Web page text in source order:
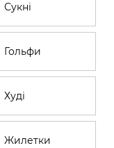
Сукні
Гольфи
Худі
Жилетки